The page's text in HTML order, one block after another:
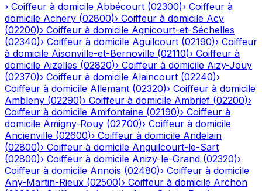
› Coiffeur à domicile Abbécourt (02300)› Coiffeur à
domicile Achery (02800)› Coiffeur à domicile Acy
(02200)› Coiffeur à domicile Agnicourt-et-Séchelles
(02340)› Coiffeur à domicile Aguilcourt (02190)› Coiffeur
à domicile Aisonville-et-Bernoville (02110)› Coiffeur à
domicile Aizelles (02820)› Coiffeur à domicile Aizy-Jouy
(02370)› Coiffeur à domicile Alaincourt (02240)›
Coiffeur à domicile Allemant (02320)› Coiffeur à domicile
Ambleny (02290)› Coiffeur à domicile Ambrief (02200)›
Coiffeur à domicile Amifontaine (02190)› Coiffeur à
domicile Amigny-Rouy (02700)› Coiffeur à domicile
Ancienville (02600)› Coiffeur à domicile Andelain
(02800)› Coiffeur à domicile Anguilcourt-le-Sart
(02800)› Coiffeur à domicile Anizy-le-Grand (02320)›
Coiffeur à domicile Annois (02480)› Coiffeur à domicile
Any-Martin-Rieux (02500)› Coiffeur à domicile Archon